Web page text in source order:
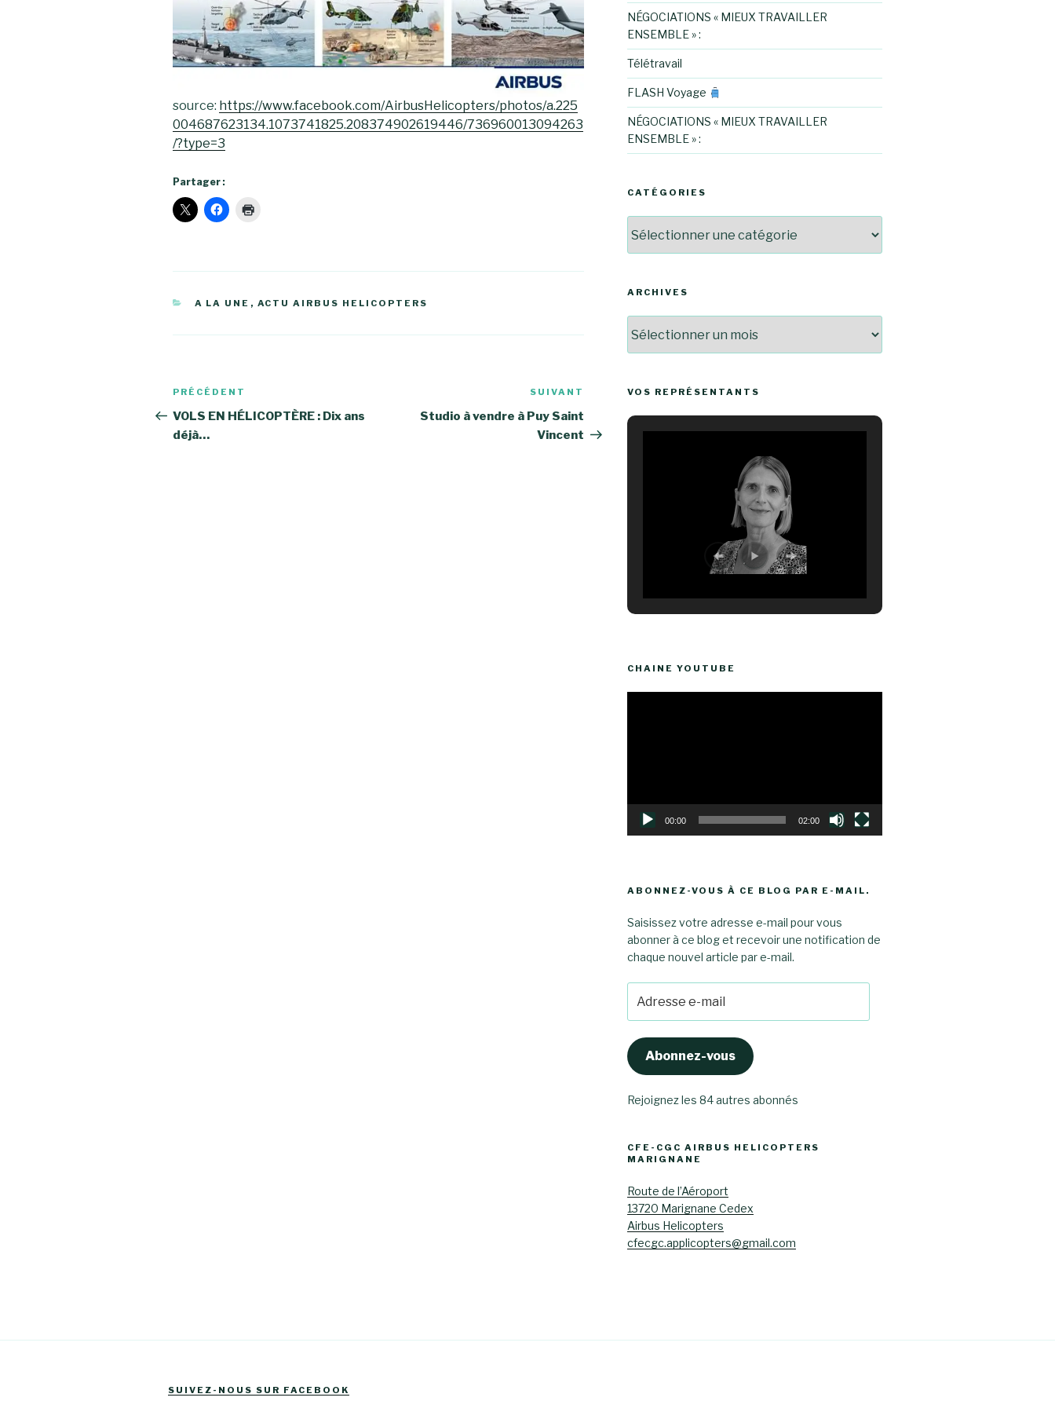
source: https://www.facebook.com/AirbusHelicopters/photos/a.225
004687623134.1073741825.208374902619446/736960013094263
/?type=3
Partager :
CATÉGORIES
A LA UNE , ACTU AIRBUS HELICOPTERS
Navigation
de
l’article
Article
précédent
PRÉCÉDENT
VOLS EN HÉLICOPTÈRE : Dix ans
déjà…
Article
suivant
SUIVANT
Studio à vendre à Puy Saint
Vincent
NÉGOCIATIONS « MIEUX TRAVAILLER
ENSEMBLE » :
Télétravail
FLASH Voyage
NÉGOCIATIONS « MIEUX TRAVAILLER
ENSEMBLE » :
CATÉGORIES
ARCHIVES
VOS REPRÉSENTANTS
CHAINE YOUTUBE
00:00 02:00
ABONNEZ-VOUS À CE BLOG PAR E-MAIL.
Saisissez votre adresse e-mail pour vous
abonner à ce blog et recevoir une notification de
chaque nouvel article par e-mail.
e-
mail
Abonnez-vous
Rejoignez les 84 autres abonnés
CFE-CGC AIRBUS HELICOPTERS
MARIGNANE
Route de l’Aéroport
13720 Marignane Cedex
Airbus Helicopters
cfecgc.applicopters@gmail.com
SUIVEZ-NOUS SUR FACEBOOK